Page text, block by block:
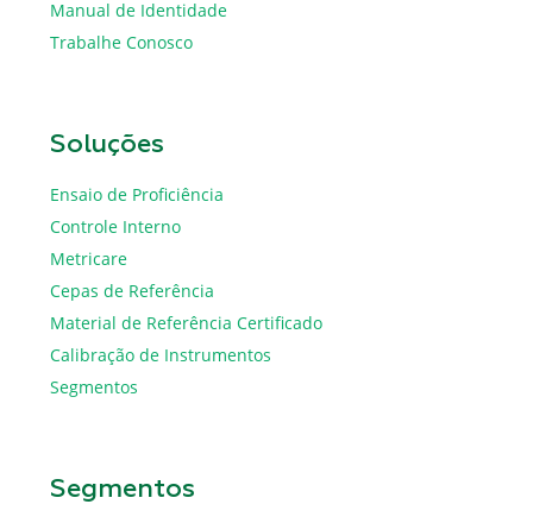
Manual de Identidade
Trabalhe Conosco
Soluções
Ensaio de Proficiência
Controle Interno
Metricare
Cepas de Referência
Material de Referência Certificado
Calibração de Instrumentos
Segmentos
Segmentos